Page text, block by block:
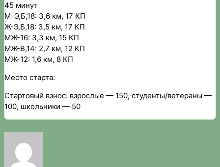
45 минут
М-Э,Б,18: 3,6 км, 17 КП
Ж-Э,Б,18: 3,5 км, 17 КП
МЖ-16: 3,3 км, 15 КП
МЖ-В,14: 2,7 км, 12 КП
МЖ-12: 1,6 км, 8 КП
Место старта:
Стартовый взнос: взрослые — 150, студенты/ветераны —
100, школьники — 50